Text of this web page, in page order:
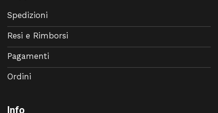
Spedizioni
Resi e Rimborsi
Pagamenti
Ordini
Info